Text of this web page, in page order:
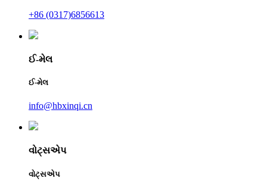
+86 (0317)6856613
ઈ-મેલ
ઈ-મેલ
info@hbxinqi.cn
વોટ્સએપ
વોટ્સએપ